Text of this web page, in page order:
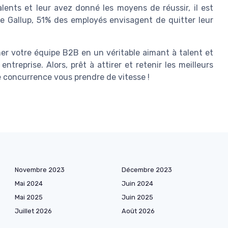
et leur avez donné les moyens de réussir, il est
51% des employés envisagent de quitter leur
votre équipe B2B en un véritable aimant à talent et
Alors, prêt à attirer et retenir les meilleurs
vous prendre de vitesse !
Novembre 2023
Décembre 2023
Mai 2024
Juin 2024
Mai 2025
Juin 2025
Juillet 2026
Août 2026